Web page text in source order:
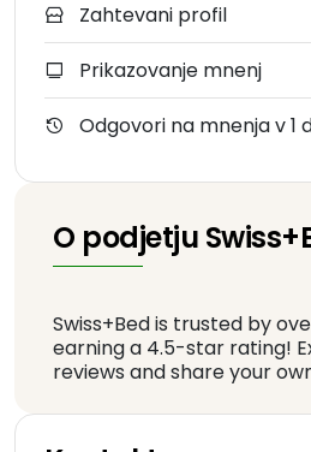
Zahtevani profil
Prikazovanje mnenj
Odgovori na mnenja v 1
O podjetju
Swiss+Bed is trusted by
earning a 4.5-star rating!
reviews and share your